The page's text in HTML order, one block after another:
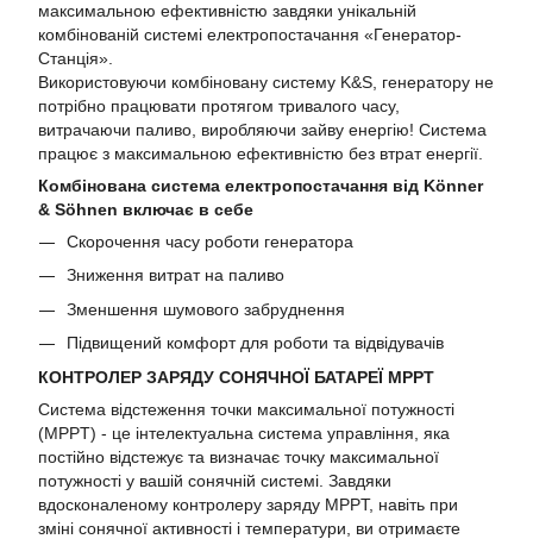
максимальною ефективністю завдяки унікальній
комбінованій системі електропостачання «Генератор-
Станція».
Використовуючи комбіновану систему K&S, генератору не
потрібно працювати протягом тривалого часу,
витрачаючи паливо, виробляючи зайву енергію! Система
працює з максимальною ефективністю без втрат енергії.
Комбінована система електропостачання від Könner
& Söhnen включає в себе
Скорочення часу роботи генератора
Зниження витрат на паливо
Зменшення шумового забруднення
Підвищений комфорт для роботи та відвідувачів
КОНТРОЛЕР ЗАРЯДУ СОНЯЧНОЇ БАТАРЕЇ MPPT
Система відстеження точки максимальної потужності
(MPPT) - це інтелектуальна система управління, яка
постійно відстежує та визначає точку максимальної
потужності у вашій сонячній системі. Завдяки
вдосконаленому контролеру заряду MPPT, навіть при
зміні сонячної активності і температури, ви отримаєте